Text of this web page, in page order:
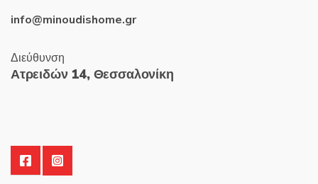
info@minoudishome.gr
Διεύθυνση
Ατρειδών 14, Θεσσαλονίκη